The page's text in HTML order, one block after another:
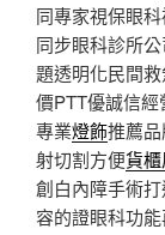
同專家視保眼
同步眼科診所
題透明化民間
價PTT優誠信
專業燈飾推薦
射切割方便貨
創白內障手術
容的證眼科功